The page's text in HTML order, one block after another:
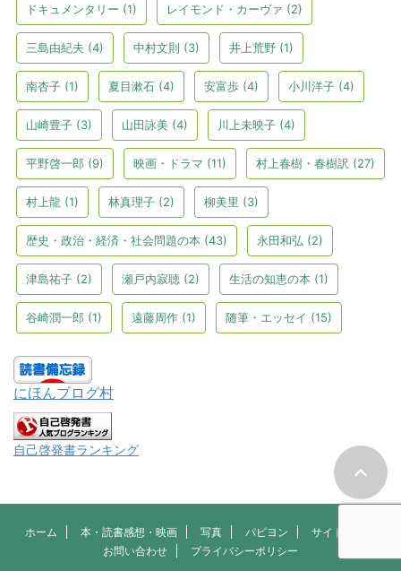
ドキュメンタリー (1) レイモンド・カーヴァ (2)
三島由紀夫 (4) 中村文則 (3) 井上荒野 (1)
南杏子 (1) 夏目漱石 (4) 安富歩 (4) 小川洋子 (4)
山崎豊子 (3) 山田詠美 (4) 川上未映子 (4)
平野啓一郎 (9) 映画・ドラマ (11) 村上春樹・春樹訳 (27)
村上龍 (1) 林真理子 (2) 柳美里 (3)
歴史・政治・経済・社会問題の本 (43) 永田和弘 (2)
津島祐子 (2) 瀬戸内寂聴 (2) 生活の知恵の本 (1)
谷崎潤一郎 (1) 遠藤周作 (1) 随筆・エッセイ (15)
にほんブログ村
自己啓発書ランキング
ホーム 本・読書感想・映画 写真 パピヨン
サイトマップ
お問い合わせ
プライバシーポリシー